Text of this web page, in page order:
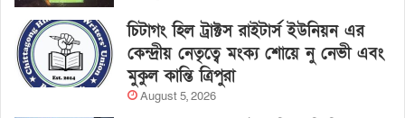
চিটাগং হিল ট্রাক্টস রাইটার্স ইউনিয়ন এর
কেন্দ্রীয় নেতৃত্বে মংক্য শোয়ে নু নেভী এবং
মুকুল কান্তি ত্রিপুরা
August 5, 2026